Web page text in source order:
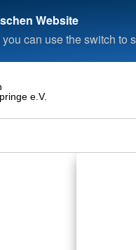
Website
can use the switch to
e.V.